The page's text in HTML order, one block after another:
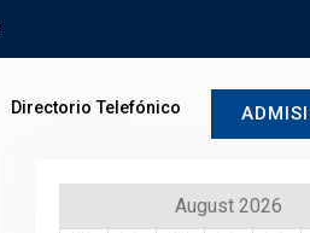
Directorio Telefónico
August 2026